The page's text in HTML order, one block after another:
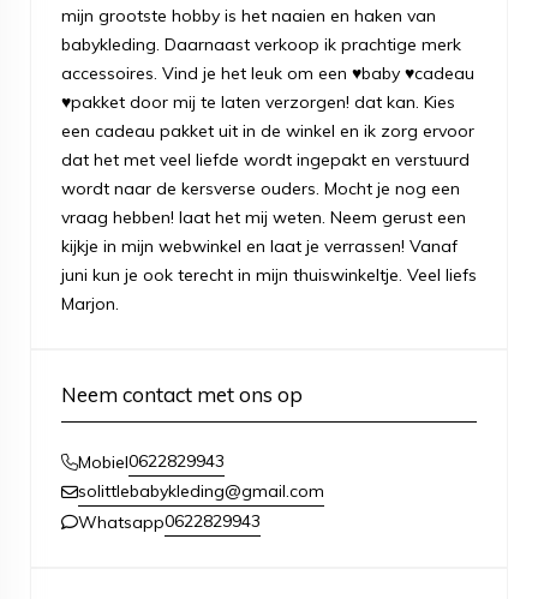
mijn grootste hobby is het naaien en haken van
babykleding. Daarnaast verkoop ik prachtige merk
accessoires. Vind je het leuk om een ♥baby ♥cadeau
♥pakket door mij te laten verzorgen! dat kan. Kies
een cadeau pakket uit in de winkel en ik zorg ervoor
dat het met veel liefde wordt ingepakt en verstuurd
wordt naar de kersverse ouders. Mocht je nog een
vraag hebben! laat het mij weten. Neem gerust een
kijkje in mijn webwinkel en laat je verrassen! Vanaf
juni kun je ook terecht in mijn thuiswinkeltje. Veel liefs
Marjon.
Neem contact met ons op
Mobiel0622829943
solittlebabykleding@gmail.com
Whatsapp0622829943